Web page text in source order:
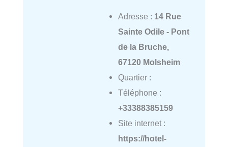
Adresse : 14 Rue
Sainte Odile - Pont
de la Bruche,
67120 Molsheim
Quartier :
Téléphone :
+33388385159
Site internet :
https://hotel-